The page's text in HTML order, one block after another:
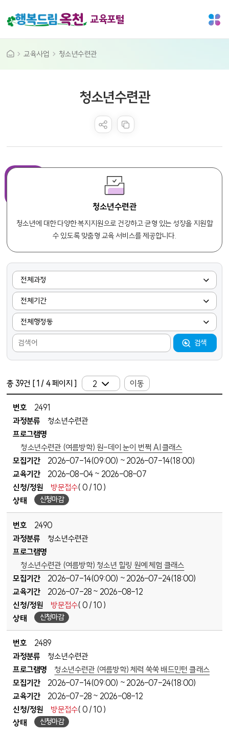
교육포털
교육사업 청소년수련관
청소년수련관
청소년수련관
청소년에 대한 다양한 복지지원으로 건강하고 균형 있는 성장을 지원할
수 있도록 맞춤형 교육 서비스를 제공합니다.
검색어
검색
총 39건 [ 1 / 4 페이지 ]
프로그램 목록 - 번호, 과정분류, 프로그램명, 모집시작일시, 모집종료일시, 교육시작일, 교육종료일, 정원(전체), 정원(온라인), 정원(방문), 방문접수수, 온라인신청수, 프로그램상태
번호
2491
과정분류
청소년수련관
프로그램명
청소년수련관 (여름방학) 원-데이 눈이 번쩍 AI 클래스
모집기간
2026-07-14(09:00) ~ 2026-07-14(18:00)
교육기간
2026-08-04 ~ 2026-08-07
신청/정원
방문접수( 0 / 10 )
상태
신청마감
번호
2490
과정분류
청소년수련관
프로그램명
청소년수련관 (여름방학) 청소년 힐링 원예 체험 클래스
모집기간
2026-07-14(09:00) ~ 2026-07-24(18:00)
교육기간
2026-07-28 ~ 2026-08-12
신청/정원
방문접수( 0 / 10 )
상태
신청마감
번호
2489
과정분류
청소년수련관
프로그램명
청소년수련관 (여름방학) 체력 쑥쑥 배드민턴 클래스
모집기간
2026-07-14(09:00) ~ 2026-07-24(18:00)
교육기간
2026-07-28 ~ 2026-08-12
신청/정원
방문접수( 0 / 10 )
상태
신청마감